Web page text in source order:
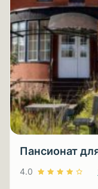
Пансионат
4.0